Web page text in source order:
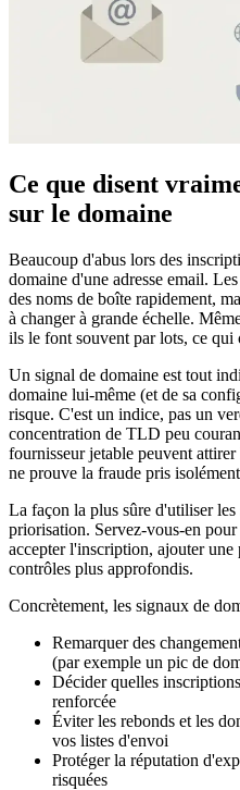
Ce que disent
sur le domaine
Beaucoup d'abus lors des
domaine d'une adresse email.
des noms de boîte rapidement,
à changer à grande échelle.
ils le font souvent par lots, ce qui
Un signal de domaine est tout
domaine lui-même (et de sa
risque. C'est un indice, pas un
concentration de TLD peu
fournisseur jetable peuvent
ne prouve la fraude pris
La façon la plus sûre d'utiliser
priorisation. Servez-vous-en
accepter l'inscription, ajouter une
contrôles plus approfondis.
Concrètement, les signaux de
Remarquer des
(par exemple un pic de
Décider quelles
renforcée
Éviter les rebonds et les
vos listes d'envoi
Protéger la réputation
risquées